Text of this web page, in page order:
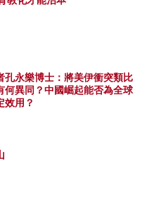
孔永樂博士：將美伊衝突類比
何異同？中國崛起能否為全球
效用？